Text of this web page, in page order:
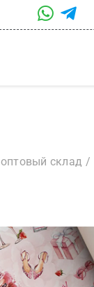
оптовый склад